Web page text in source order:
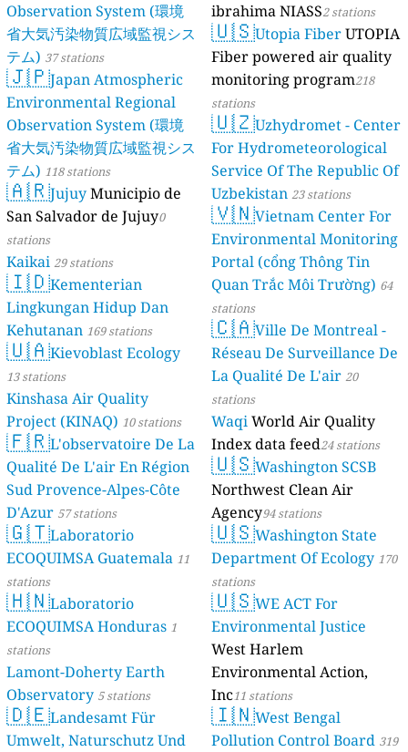
Observation System (環境
省大気汚染物質広域監視シス
テム) 37 stations
🇯🇵Japan Atmospheric
Environmental Regional
Observation System (環境
省大気汚染物質広域監視シス
テム) 118 stations
🇦🇷Jujuy Municipio de
San Salvador de Jujuy0
stations
Kaikai 29 stations
🇮🇩Kementerian
Lingkungan Hidup Dan
Kehutanan 169 stations
🇺🇦Kievoblast Ecology
13 stations
Kinshasa Air Quality
Project (KINAQ) 10 stations
🇫🇷L'observatoire De La
Qualité De L'air En Région
Sud Provence-Alpes-Côte
D'Azur 57 stations
🇬🇹Laboratorio
ECOQUIMSA Guatemala 11
stations
🇭🇳Laboratorio
ECOQUIMSA Honduras 1
stations
Lamont-Doherty Earth
Observatory 5 stations
🇩🇪Landesamt Für
Umwelt, Naturschutz Und
ibrahima NIASS2 stations
🇺🇸Utopia FiberUTOPIA
Fiber powered air quality
monitoring program218
stations
🇺🇿Uzhydromet - Center
For Hydrometeorological
Service Of The Republic Of
Uzbekistan 23 stations
🇻🇳Vietnam Center For
Environmental Monitoring
Portal (cổng Thông Tin
Quan Trắc Môi Trường) 64
stations
🇨🇦Ville De Montreal -
Réseau De Surveillance De
La Qualité De L'air 20
stations
WaqiWorld Air Quality
Index data feed24 stations
🇺🇸Washington SCSB
Northwest Clean Air
Agency94 stations
🇺🇸Washington State
Department Of Ecology 170
stations
🇺🇸WE ACT For
Environmental Justice
West Harlem
Environmental Action,
Inc11 stations
🇮🇳West Bengal
Pollution Control Board 319